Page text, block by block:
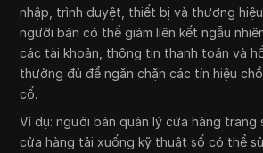
nhập, trình duyệt, thiết bị và thương
người bán có thể giảm liên kết ngẫu
các tài khoản, thông tin thanh toán và
thường đủ để ngăn chặn các tín hiệu
cố.
Ví dụ: người bán quản lý cửa hàng trang
cửa hàng tải xuống kỹ thuật số có thể